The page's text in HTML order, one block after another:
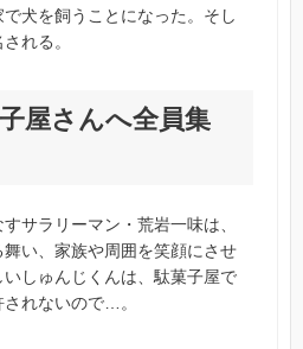
犬を飼うことになった。そし
れる。
屋さんへ全員集
サラリーマン・荒岩一味は、
い、家族や周囲を笑顔にさせ
しゅんじくんは、駄菓子屋で
れないので…。